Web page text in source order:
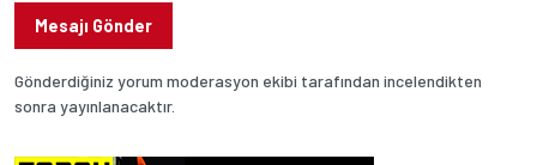
Mesajı Gönder
Gönderdiğiniz yorum moderasyon ekibi tarafından incelendikten
sonra yayınlanacaktır.